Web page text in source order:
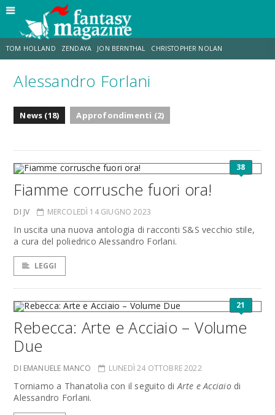
TOM HOLLAND ZENDAYA JON BERNTHAL CHRISTOPHER NOLAN
STRANIMONDI LUCCA COMICS & GAMES ODISSEA
Alessandro Forlani
News (18) Approfondimenti (2)
38
Fiamme corrusche fuori ora!
DI JV MERCOLEDÌ 14 GIUGNO 2023
In uscita una nuova antologia di racconti S&S vecchio stile,
a cura del poliedrico Alessandro Forlani.
LEGGI
21
Rebecca: Arte e Acciaio – Volume
Due
DI EMANUELE MANCO LUNEDÌ 24 OTTOBRE 2022
Torniamo a Thanatolia con il seguito diArte e Acciaiodi
Alessandro Forlani.